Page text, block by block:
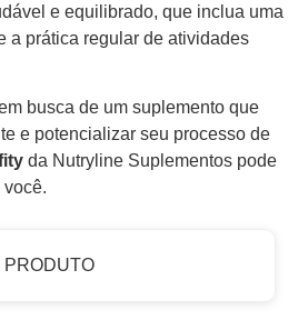
e equilibrado, que inclua uma
a prática regular de atividades
busca de um suplemento que
e potencializar seu processo de
da Nutryline Suplementos pode
você.
PRODUTO